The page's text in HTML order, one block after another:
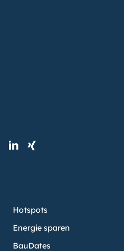
Hotspots
Energie sparen
BauDates